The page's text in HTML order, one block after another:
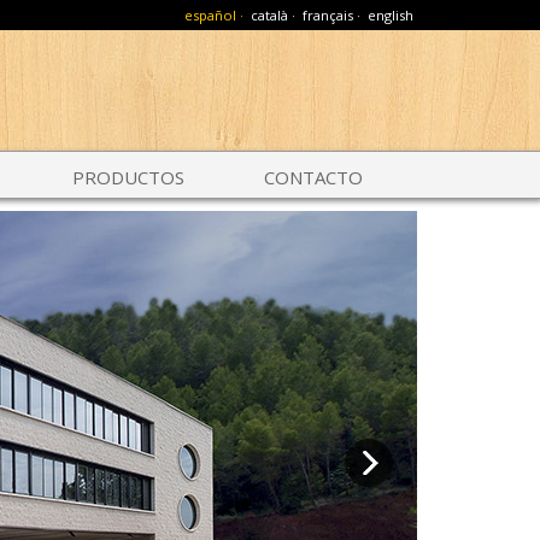
español · català · français · english
PRODUCTOS CONTACTO